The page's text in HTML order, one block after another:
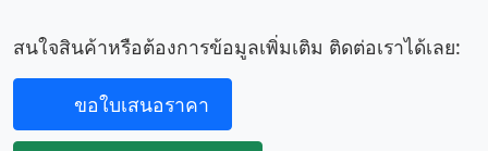
สนใจสินค้าหรือต้องการข้อมูลเพิ่มเติม ติดต่อเราได้เลย:
ขอใบเสนอราคา